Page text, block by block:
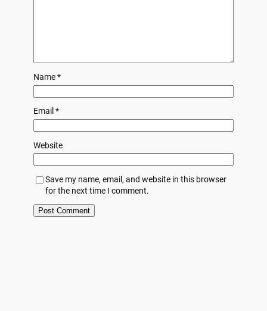
Name*
Email *
Website
Save my name, email, and website in this browser
for the next time I comment.